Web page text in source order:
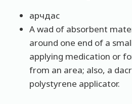
арчдас
A wad of absorbent
around one end of a
applying medication or
from an area; also, a
polystyrene applicator.